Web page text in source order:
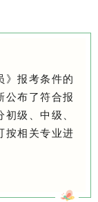
》报考条件的
公布了符合报
级、中级、
按相关专业进